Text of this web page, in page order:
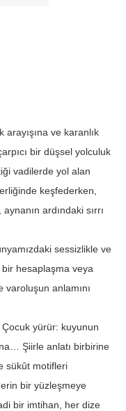
ve karanlık
bir düşsel yolculuk
vadilerde yol alan
keşfederken,
ardındaki sırrı
sessizlikle ve
hesaplaşma veya
varoluşun anlamını
yürür: kuyunun
Şiirle anlatı birbirine
sükût motifleri
bir yüzleşmeye
bir imtihan, her dize